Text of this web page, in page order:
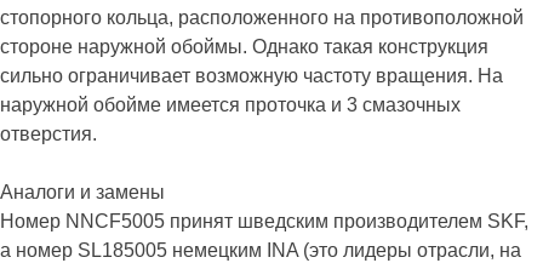
стопорного кольца, расположенного на противоположной
стороне наружной обоймы. Однако такая конструкция
сильно ограничивает возможную частоту вращения. На
наружной обойме имеется проточка и 3 смазочных
отверстия.
Аналоги и замены
Номер NNCF5005 принят шведским производителем SKF,
а номер SL185005 немецким INA (это лидеры отрасли, на